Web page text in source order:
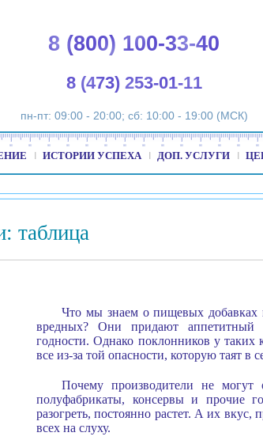
8 (800) 100-33-40
8 (473) 253-01-11
пн-пт: 09:00 - 20:00; сб: 10:00 - 19:00 (МСК)
ИСТОРИИ УСПЕХА ДОП. УСЛУГИ
таблица
Что мы знаем о пищевых добавках
вредных? Они придают аппетитный
годности. Однако поклонников у
все из-за той опасности, которую таят
Почему производители не могут
полуфабрикаты, консервы и прочие
разогреть, постоянно растет. А их вкус,
всех на слуху.